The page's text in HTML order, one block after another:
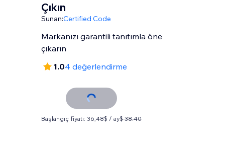
Çıkın
Sunan:Certified Code
Markanızı garantili tanıtımla öne
çıkarın
1.04 değerlendirme
Başlangıç fiyatı: 36,48$ / ay$ 38.40